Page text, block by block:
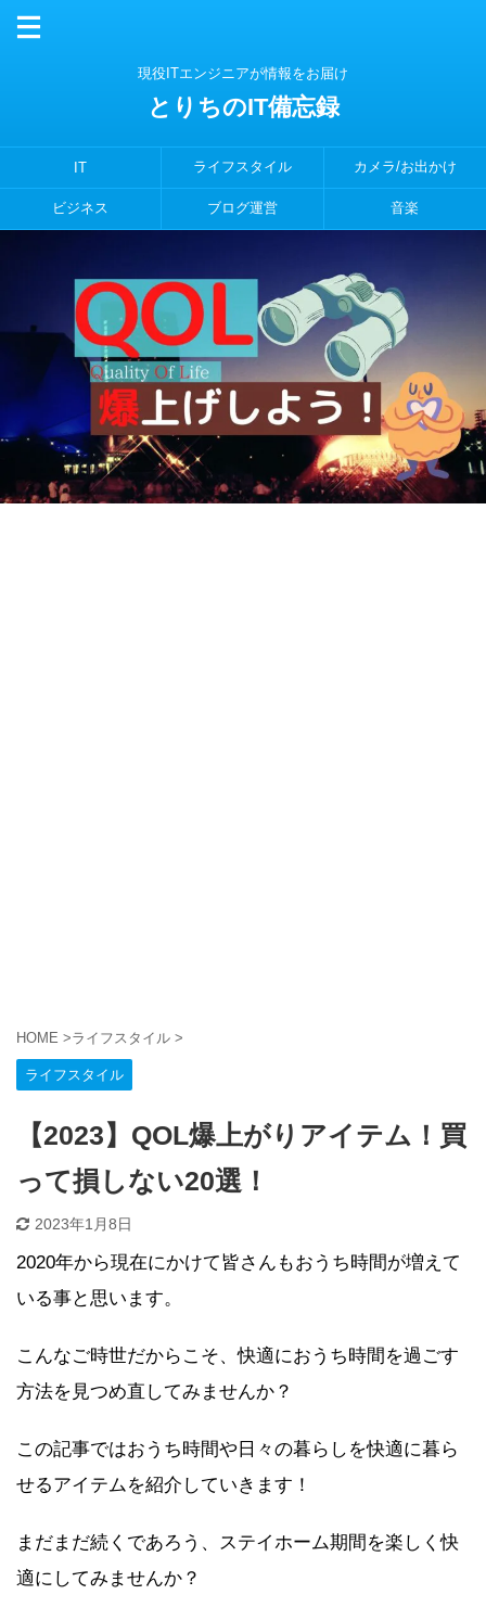
現役ITエンジニアが情報をお届け
とりちのIT備忘録
IT ライフスタイル カメラ/お出かけ
ビジネス ブログ運営 音楽
HOME >ライフスタイル >
ライフスタイル
【2023】QOL爆上がりアイテム！買
って損しない20選！
2023年1月8日
2020年から現在にかけて皆さんもおうち時間が増えて
いる事と思います。
こんなご時世だからこそ、快適におうち時間を過ごす
方法を見つめ直してみませんか？
この記事ではおうち時間や日々の暮らしを快適に暮ら
せるアイテムを紹介していきます！
まだまだ続くであろう、ステイホーム期間を楽しく快
適にしてみませんか？